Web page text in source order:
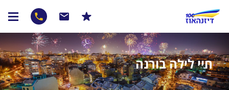
חיי לילה בורנה